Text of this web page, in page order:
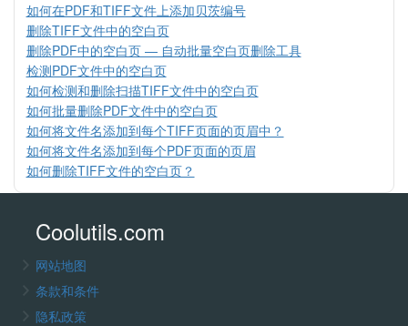
如何在PDF和TIFF文件上添加贝茨编号
删除TIFF文件中的空白页
删除PDF中的空白页 — 自动批量空白页删除工具
检测PDF文件中的空白页
如何检测和删除扫描TIFF文件中的空白页
如何批量删除PDF文件中的空白页
如何将文件名添加到每个TIFF页面的页眉中？
如何将文件名添加到每个PDF页面的页眉
如何删除TIFF文件的空白页？
Coolutils.com
网站地图
条款和条件
隐私政策